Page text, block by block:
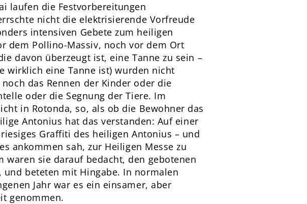
laufen die Festvorbereitungen
nicht die elektrisierende Vorfreude
intensiven Gebete zum heiligen
dem Pollino-Massiv, noch vor dem Ort
davon überzeugt ist, eine Tanne zu sein –
wirklich eine Tanne ist) wurden nicht
das Rennen der Kinder oder die
oder die Segnung der Tiere. Im
in Rotonda, so, als ob die Bewohner das
Antonius hat das verstanden: Auf einer
Graffiti des heiligen Antonius – und
ankommen sah, zur Heiligen Messe zu
waren sie darauf bedacht, den gebotenen
und beteten mit Hingabe. In normalen
Jahr war es ein einsamer, aber
genommen.